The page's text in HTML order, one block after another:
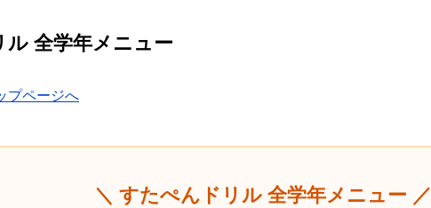
全学年メニュー
プページへ
＼ すたぺんドリル 全学年メニュー ／